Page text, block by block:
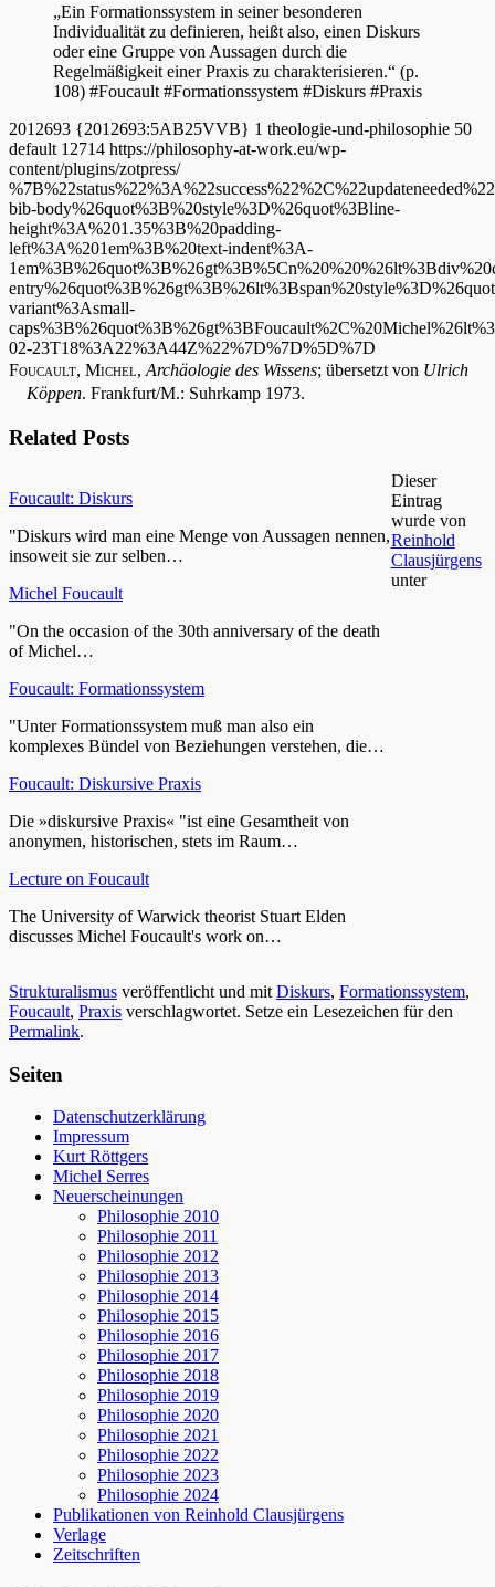
„Ein Formationssystem in seiner besonderen
Individualität zu definieren, heißt also, einen Diskurs
oder eine Gruppe von Aussagen durch die
Regelmäßigkeit einer Praxis zu charakterisieren.“ (p.
108) #Foucault #Formationssystem #Diskurs #Praxis
2012693 {2012693:5AB25VVB} 1 theologie-und-philosophie 50
default 12714 https://philosophy-at-work.eu/wp-
content/plugins/zotpress/
bib-body%26quot%3B%20style%3D%26quot%3Bline-
height%3A%201.35%3B%20padding-
left%3A%201em%3B%20text-indent%3A-
variant%3Asmall-
02-23T18%3A22%3A44Z%22%7D%7D%5D%7D
Foucault, Michel,Archäologie des Wissens; übersetzt von Ulrich
Köppen. Frankfurt/M.: Suhrkamp 1973.
Related Posts
Foucault: Diskurs
"Diskurs wird man eine Menge von Aussagen nennen,
insoweit sie zur selben…
Michel Foucault
"On the occasion of the 30th anniversary of the death
of Michel…
Foucault: Formationssystem
"Unter Formationssystem muß man also ein
komplexes Bündel von Beziehungen verstehen, die…
Foucault: Diskursive Praxis
Die »diskursive Praxis« "ist eine Gesamtheit von
anonymen, historischen, stets im Raum…
Lecture on Foucault
The University of Warwick theorist Stuart Elden
discusses Michel Foucault's work on…
Dieser
Eintrag
wurde von
Reinhold
Clausjürgens
unter
Strukturalismus veröffentlicht und mit Diskurs, Formationssystem,
Foucault, Praxis verschlagwortet. Setze ein Lesezeichen für den
Permalink.
Seiten
Datenschutzerklärung
Impressum
Kurt Röttgers
Michel Serres
Neuerscheinungen
Philosophie 2010
Philosophie 2011
Philosophie 2012
Philosophie 2013
Philosophie 2014
Philosophie 2015
Philosophie 2016
Philosophie 2017
Philosophie 2018
Philosophie 2019
Philosophie 2020
Philosophie 2021
Philosophie 2022
Philosophie 2023
Philosophie 2024
Publikationen von Reinhold Clausjürgens
Verlage
Zeitschriften